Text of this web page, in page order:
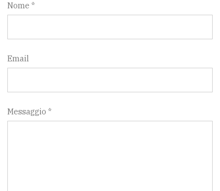
Nome *
Email
Messaggio *